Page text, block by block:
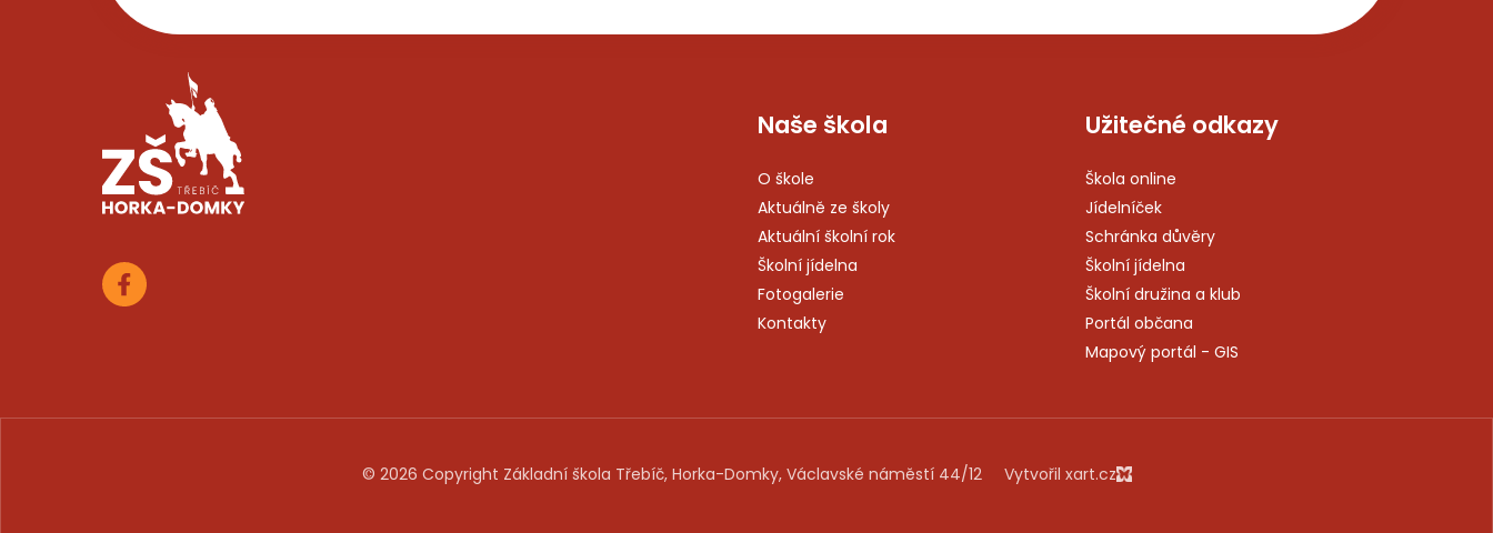
Naše škola
O škole
Aktuálně ze školy
Aktuální školní rok
Školní jídelna
Fotogalerie
Kontakty
Užitečné odkazy
Škola online
Jídelníček
Schránka důvěry
Školní jídelna
Školní družina a klub
Portál občana
Mapový portál - GIS
© 2026 Copyright Základní škola Třebíč, Horka-Domky, Václavské náměstí 44/12 Vytvořil xart.cz